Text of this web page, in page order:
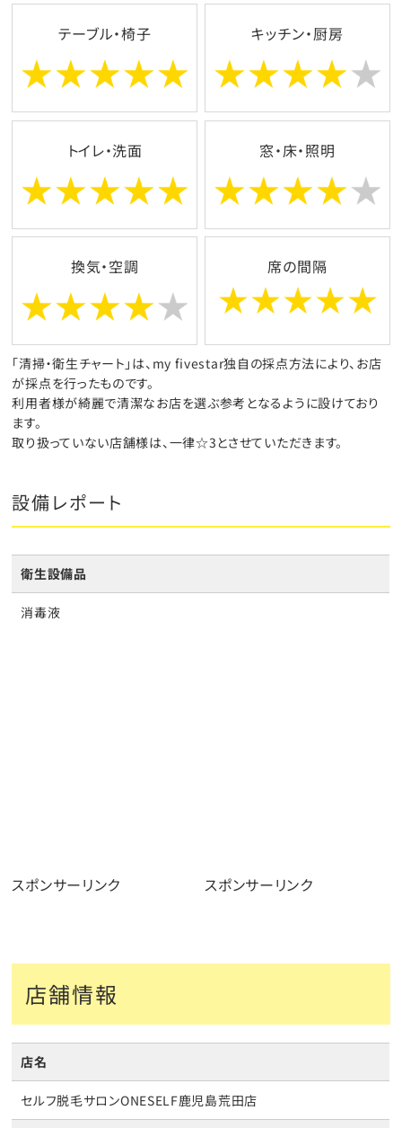
テーブル・椅子 キッチン・厨房
トイレ・洗面 窓・床・照明
換気・空調 席の間隔
「清掃・衛生チャート」は、my fivestar独自の採点方法により、お店
が採点を行ったものです。
利用者様が綺麗で清潔なお店を選ぶ参考となるように設けており
ます。
取り扱っていない店舗様は、一律☆3とさせていただきます。
設備レポート
衛生設備品
消毒液
スポンサーリンク スポンサーリンク
店舗情報
店名
セルフ脱毛サロンONESELF鹿児島荒田店